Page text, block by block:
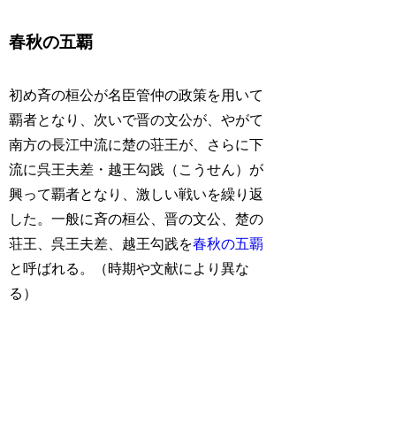
春秋の五覇
初め斉の桓公が名臣管仲の政策を用いて
覇者となり、次いで晋の文公が、やがて
南方の長江中流に楚の荘王が、さらに下
流に呉王夫差・越王勾践（こうせん）が
興って覇者となり、激しい戦いを繰り返
した。一般に斉の桓公、晋の文公、楚の
荘王、呉王夫差、越王勾践を春秋の五覇
と呼ばれる。（時期や文献により異な
る）